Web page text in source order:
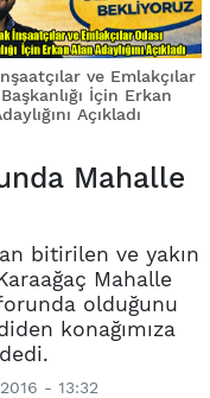
ve Emlakçılar
Başkanlığı İçin Erkan
Açıkladı
Mahalle
bitirilen ve yakın
Mahalle
olduğunu
konağımıza
- 13:32